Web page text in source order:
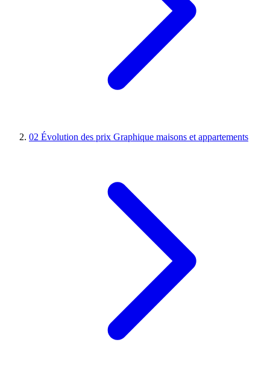
02 Évolution des prix Graphique maisons et appartements